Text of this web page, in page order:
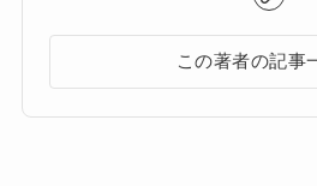
この著者の記事